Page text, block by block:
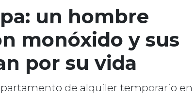
un hombre
monóxido y sus
por su vida
de alquiler temporario en